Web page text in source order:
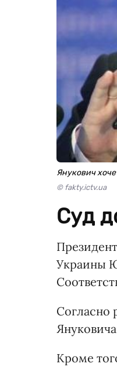
Янукович
© fakty.ictv.ua
Суд
Украины
Согласно
Кроме